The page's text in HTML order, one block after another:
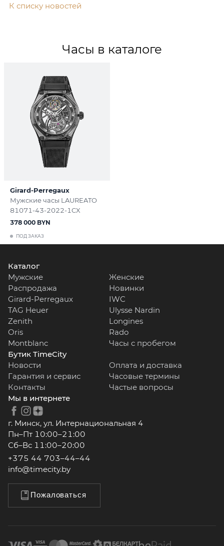
К списку новостей
Часы в каталоге
Girard-Perregaux
Мужские часы LAUREATO
81071-43-2022-1CX
ПОД ЗАКАЗ
378 000 BYN
Каталог
Мужские
Женские
Распродажа
Новинки
Girard-Perregaux
IWC
TAG Heuer
Ulysse Nardin
Zenith
Longines
Oris
Rado
Montblanc
Часы с пробегом
Бутик TimeCity
Новости
Оплата и доставка
Гарантия и сервис
Часовые термины
Контакты
Частые вопросы
Мы в интернете
г. Минск, ул. Интернациональная 4
Пн–Пт 10:00–21:00
Сб–Вс 11:00–20:00
+375 44 703–44–44
info@timecity.by
Пожаловаться